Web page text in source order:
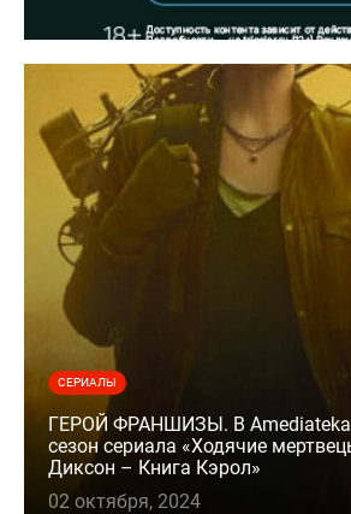
СЕРИАЛЫ
ГЕРОЙ ФРАНШИЗЫ. В
сезон сериала «Ходячие
Диксон – Книга Кэрол»
02 октября, 2024